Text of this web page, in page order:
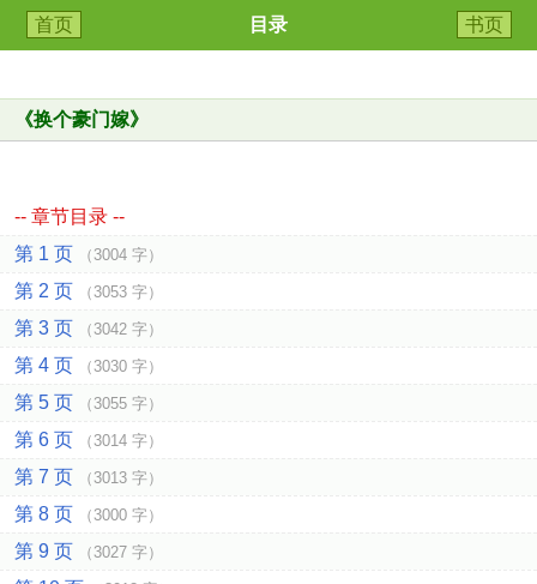
首页 目录 书页
《换个豪门嫁》
-- 章节目录 --
第 1 页
（3004 字）
第 2 页 （3053 字）
第 3 页 （3042 字）
第 4 页 （3030 字）
第 5 页 （3055 字）
第 6 页 （3014 字）
第 7 页 （3013 字）
第 8 页 （3000 字）
第 9 页 （3027 字）